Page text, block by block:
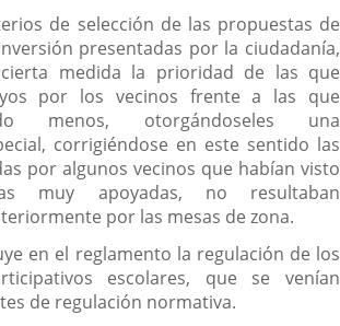
de selección de las propuestas de
presentadas por la ciudadanía,
medida la prioridad de las que
por los vecinos frente a las que
menos, otorgándoseles una
corrigiéndose en este sentido las
por algunos vecinos que habían visto
muy apoyadas, no resultaban
por las mesas de zona.
en el reglamento la regulación de los
escolares, que se venían
de regulación normativa.